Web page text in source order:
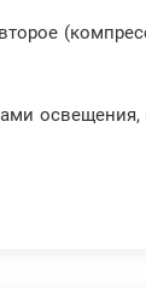
освещения,